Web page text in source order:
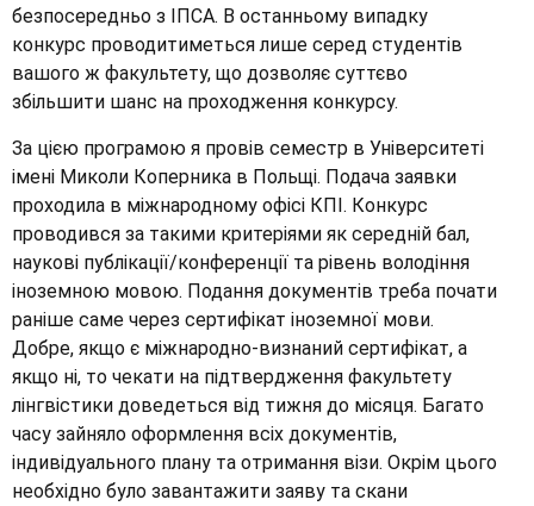
безпосередньо з ІПСА. В останньому випадку
конкурс проводитиметься лише серед студентів
вашого ж факультету, що дозволяє суттєво
збільшити шанс на проходження конкурсу.
За цією програмою я провів семестр в Університеті
імені Миколи Коперника в Польщі. Подача заявки
проходила в міжнародному офісі КПІ. Конкурс
проводився за такими критеріями як середній бал,
наукові публікації/конференції та рівень володіння
іноземною мовою. Подання документів треба почати
раніше саме через сертифікат іноземної мови.
Добре, якщо є міжнародно-визнаний сертифікат, а
якщо ні, то чекати на підтвердження факультету
лінгвістики доведеться від тижня до місяця. Багато
часу зайняло оформлення всіх документів,
індивідуального плану та отримання візи. Окрім цього
необхідно було завантажити заяву та скани